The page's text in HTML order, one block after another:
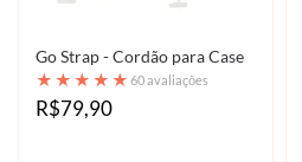
Go Strap - Cordão para Case
★ ★ ★ ★ ★ 60 avaliações
R$79,90